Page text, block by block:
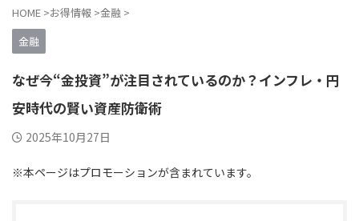
HOME >お得情報 >金融 >
金融
なぜ今“金投資”が注目されているのか？インフレ・円
安時代の賢い資産防衛術
2025年10月27日
※本ページはプロモーションが含まれています。